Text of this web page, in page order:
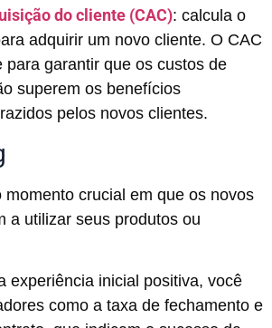
do cliente (CAC): calcula o
adquirir um novo cliente. O CAC
para garantir que os custos de
superem os benefícios
pelos novos clientes.
momento crucial em que os novos
a utilizar seus produtos ou
experiência inicial positiva, você
como a taxa de fechamento e